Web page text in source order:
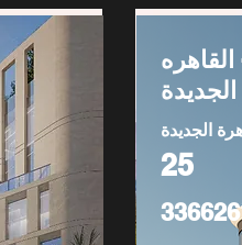
الجديدة
الجديدة
25